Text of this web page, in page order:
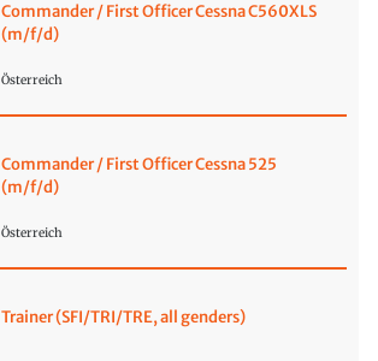
Commander / First Officer Cessna C560XLS
(m/f/d)
Österreich
Commander / First Officer Cessna 525
(m/f/d)
Österreich
Trainer (SFI/TRI/TRE, all genders)